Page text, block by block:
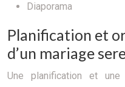
Diaporama
Planification et
d’un mariage
Une planification et une